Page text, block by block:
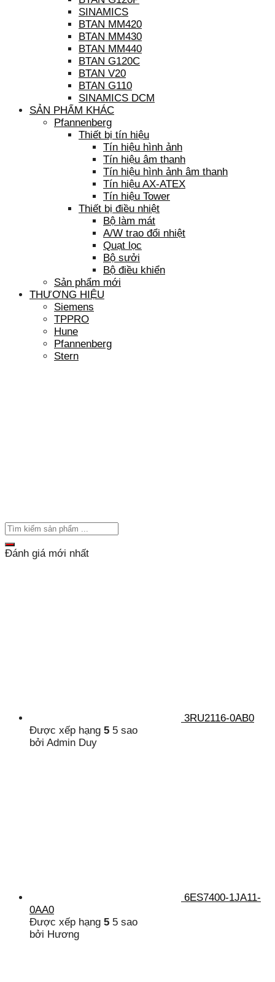
SINAMICS
BTAN MM420
BTAN MM430
BTAN MM440
BTAN G120C
BTAN V20
BTAN G110
SINAMICS DCM
SẢN PHẨM KHÁC
Pfannenberg
Thiết bị tín hiệu
Tín hiệu hình ảnh
Tín hiệu âm thanh
Tín hiệu hình ảnh âm thanh
Tín hiệu AX-ATEX
Tín hiệu Tower
Thiết bị điều nhiệt
Bộ làm mát
A/W trao đổi nhiệt
Quạt lọc
Bộ sưởi
Bộ điều khiển
Sản phẩm mới
THƯƠNG HIỆU
Siemens
TPPRO
Hune
Pfannenberg
Stern
Đánh giá mới nhất
3RU2116-0AB0
Được xếp hạng 5 5 sao
bởi Admin Duy
6ES7400-1JA11-
0AA0
Được xếp hạng 5 5 sao
bởi Hương